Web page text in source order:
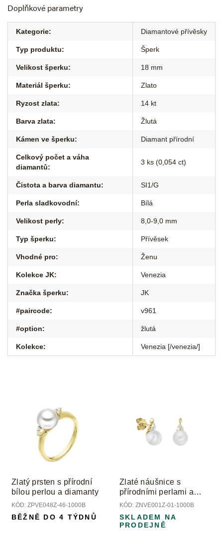
Doplňkové parametry
Kategorie: Diamantové přívěsky
Typ produktu: Šperk
Velikost šperku: 18 mm
Materiál šperku: Zlato
Ryzost zlata: 14 kt
Barva zlata: Žlutá
Kámen ve šperku: Diamant přírodní
Celkový počet a váha
diamantů:
3 ks (0,054 ct)
Čistota a barva diamantu: SI1/G
Perla sladkovodní: Bílá
Velikost perly: 8,0-9,0 mm
Typ šperku: Přívěsek
Vhodné pro: Ženu
Kolekce JK: Venezia
Značka šperku: JK
#paircode: v961
#option: žlutá
Kolekce: Venezia [/venezia/]
Zlatý prsten s přírodní
bílou perlou a diamanty
KÓD: ZPVE048Z-46-1000B
BĚŽNĚ DO 4 TÝDNŮ
Zlaté náušnice s
přírodními perlami a
diamanty
KÓD: ZNVE001Z-01-1000B
SKLADEM NA
PRODEJNĚ